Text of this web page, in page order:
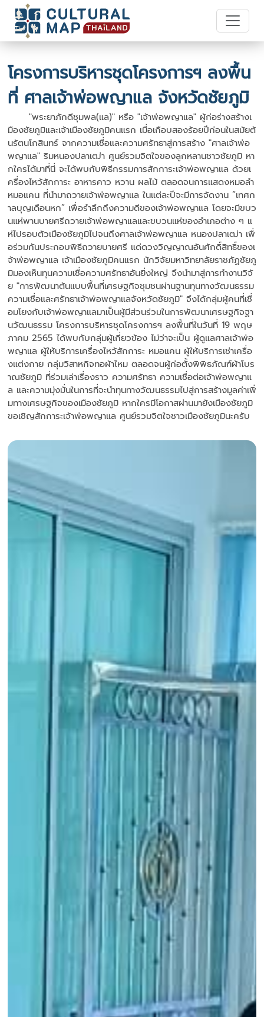
โครงการบริหารชุดโครงการฯ ลงพื้น
ที่ ศาลเจ้าพ่อพญาแล จังหวัดชัยภูมิ
"พระยาภักดีชุมพล(แล)" หรือ "เจ้าพ่อพญาแล" ผู้ก่อร่างสร้างเ
มืองชัยภูมิและเจ้าเมืองชัยภูมิคนแรก เมื่อเกือบสองร้อยปีก่อนในสมัยต้
นรัตนโกสินทร์ จากความเชื่อและความศรัทธาสู่การสร้าง "ศาลเจ้าพ่อ
พญาแล" ริมหนองปลาเฒ่า ศูนย์รวมจิตใจของลูกหลานชาวชัยภูมิ หา
กใครได้มาที่นี่ จะได้พบกับพิธีกรรมการสักการะเจ้าพ่อพญาแล ด้วยเ
ครื่องไหว้สักการะ อาหารคาว หวาน ผลไม้ ตลอดจนการแสดงหมอลำ
หมอแคน ที่นำมาถวายเจ้าพ่อพญาแล ในแต่ละปีจะมีการจัดงาน “เทศก
าลบุญเดือนหก” เพื่อรำลึกถึงความดีของเจ้าพ่อพญาแล โดยจะมีขบว
นแห่พานบายศรีถวายเจ้าพ่อพญาแลและขบวนแห่ของอำเภอต่าง ๆ แ
ห่ไปรอบตัวเมืองชัยภูมิไปจนถึงศาลเจ้าพ่อพญาแล หนองปลาเฒ่า เพื่
อร่วมกันประกอบพิธีถวายบายศรี แด่ดวงวิญญาณอันศักดิ์สิทธิ์ของเ
จ้าพ่อพญาแล เจ้าเมืองชัยภูมิคนแรก นักวิจัยมหาวิทยาลัยราชภัฏชัยภู
มิมองเห็นทุนความเชื่อความศรัทธาอันยิ่งใหญ่ จึงนำมาสู่การทำงานวิจั
ย "การพัฒนาต้นแบบพื้นที่เศรษฐกิจชุมชนผ่านฐานทุนทางวัฒนธรรม
ความเชื่อและศรัทธาเจ้าพ่อพญาแลจังหวัดชัยภูมิ" จึงได้กลุ่มผู้คนที่เชื่
อมโยงกับเจ้าพ่อพญาแลมาเป็นผู้มีส่วนร่วมในการพัฒนาเศรษฐกิจฐา
นวัฒนธรรม โครงการบริหารชุดโครงการฯ ลงพื้นที่ในวันที่ 19 พฤษ
ภาคม 2565 ได้พบกับกลุ่มผู้เกี่ยวข้อง ไม่ว่าจะเป็น ผู้ดูแลศาลเจ้าพ่อ
พญาแล ผู้ให้บริการเครื่องไหว้สักการะ หมอแคน ผู้ให้บริการเช่าเครื่อ
งแต่งกาย กลุ่มวิสาหกิจทอผ้าไหม ตลอดจนผู้ก่อตั้งพิพิธภัณฑ์ผ้าโบร
าณชัยภูมิ ที่ร่วมเล่าเรื่องราว ความศรัทธา ความเชื่อต่อเจ้าพ่อพญาแ
ล และความมุ่งมั่นในการที่จะนำทุนทางวัฒนธรรมไปสู่การสร้างมูลค่าเพิ่
มทางเศรษฐกิจของเมืองชัยภูมิ หากใครมีโอกาสผ่านมายังเมืองชัยภูมิ
ขอเชิญสักการะเจ้าพ่อพญาแล ศูนย์รวมจิตใจชาวเมืองชัยภูมินะครับ